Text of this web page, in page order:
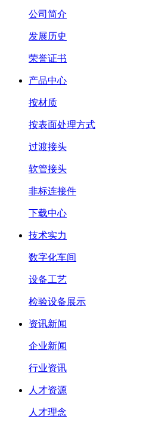
公司简介
发展历史
荣誉证书
产品中心
按材质
按表面处理方式
过渡接头
软管接头
非标连接件
下载中心
技术实力
数字化车间
设备工艺
检验设备展示
资讯新闻
企业新闻
行业资讯
人才资源
人才理念